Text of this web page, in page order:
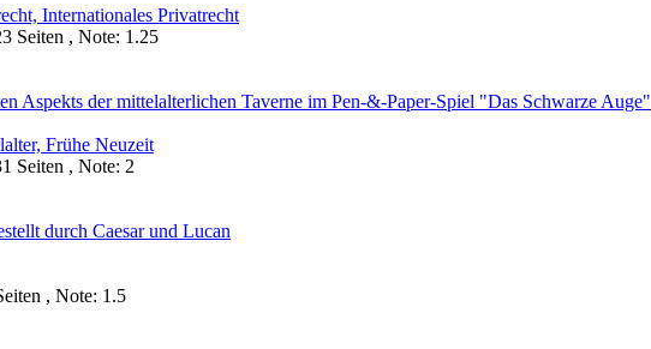
Internationales Privatrecht
Seiten , Note: 1.25
Aspekts der mittelalterlichen Taverne im Pen-&-Paper-Spiel "Das Schwarze Auge"
Frühe Neuzeit
Seiten , Note: 2
durch Caesar und Lucan
, Note: 1.5